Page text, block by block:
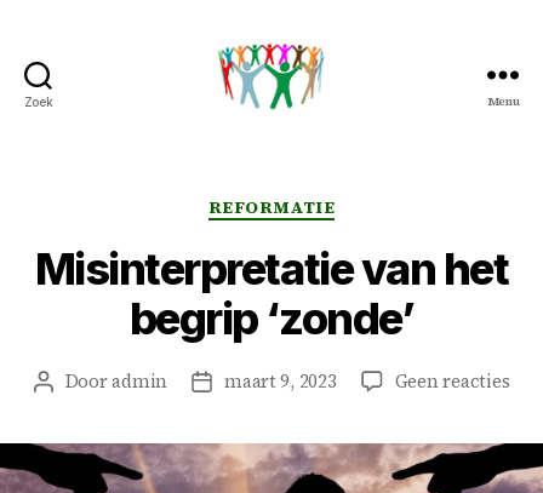
Zoek
Overduin
Menu
Categorieën
REFORMATIE
Misinterpretatie van het
begrip ‘zonde’
Berichtauteur
Dooradmin Berichtdatum
maart 9, 2023 Geen reactiesop